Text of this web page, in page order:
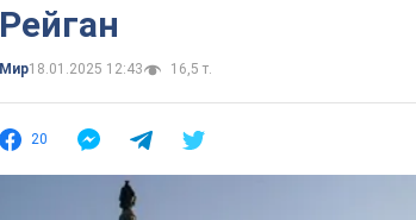
Рейган
Мир18.01.2025 12:43 16,5 т.
20